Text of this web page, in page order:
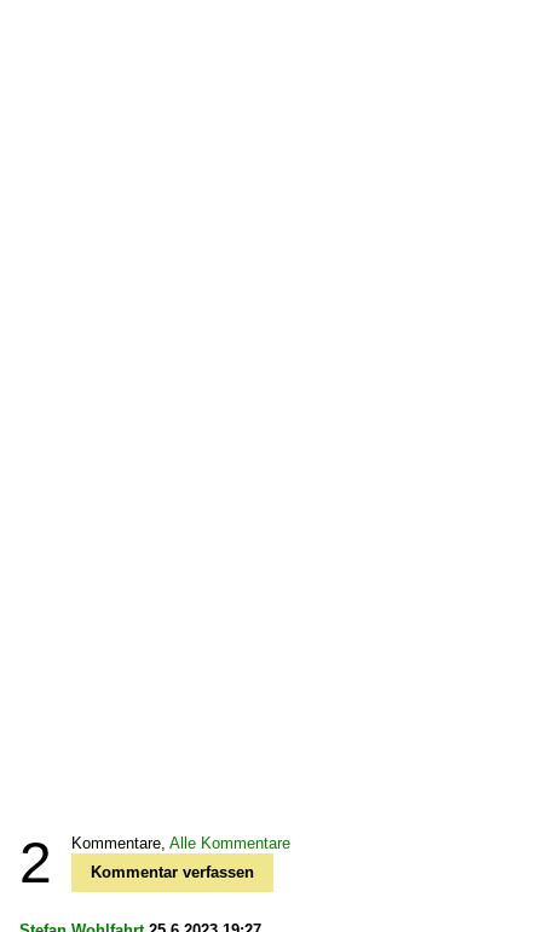
2 Kommentare, Alle Kommentare
Kommentar verfassen